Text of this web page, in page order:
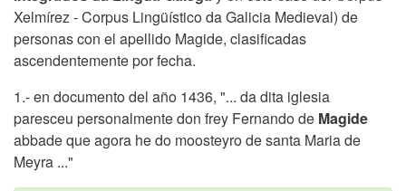
Xelmírez - Corpus Lingüístico da Galicia Medieval) de
personas con el apellido Magide, clasificadas
ascendentemente por fecha.
1.- en documento del año 1436, "... da dita iglesia
paresceu personalmente don frey Fernando de Magide
abbade que agora he do moosteyro de santa Maria de
Meyra ..."